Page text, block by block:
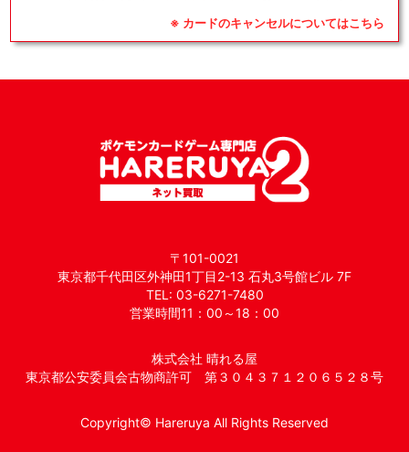
※ カードのキャンセルについてはこちら
〒101-0021
東京都千代田区外神田1丁目2-13 石丸3号館ビル 7F
TEL: 03-6271-7480
営業時間11：00～18：00
株式会社 晴れる屋
東京都公安委員会古物商許可 第３０４３７１２０６５２８号
Copyright© Hareruya All Rights Reserved